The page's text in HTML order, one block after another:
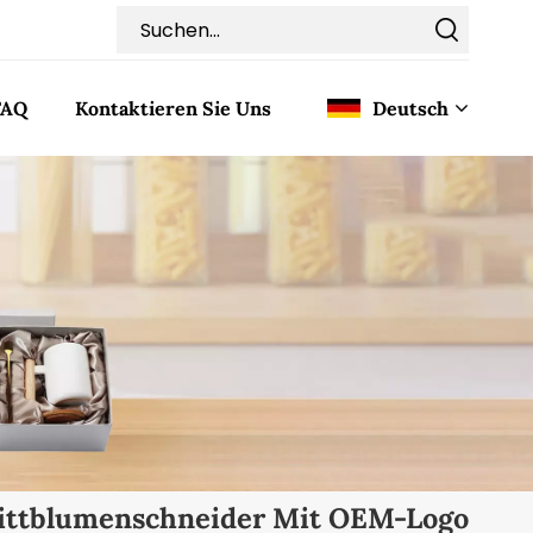
Kontaktieren Sie Uns Deutsch
English
Français
Español
Mit OEM-Logo